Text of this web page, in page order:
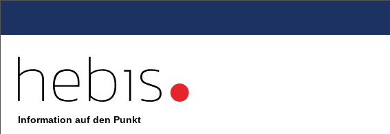
Information auf den Punkt